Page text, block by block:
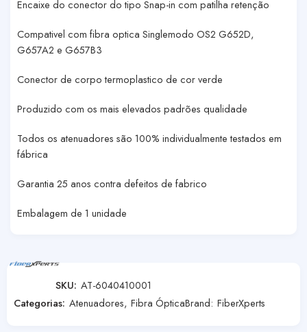
Encaixe do conector do tipo Snap-in com patilha retenção
Compativel com fibra optica Singlemodo OS2 G652D,
G657A2 e G657B3
Conector de corpo termoplastico de cor verde
Produzido com os mais elevados padrões qualidade
Todos os atenuadores são 100% individualmente testados em
fábrica
Garantia 25 anos contra defeitos de fabrico
Embalagem de 1 unidade
SKU: AT-6040410001
Categorias: Atenuadores, Fibra ÓpticaBrand: FiberXperts